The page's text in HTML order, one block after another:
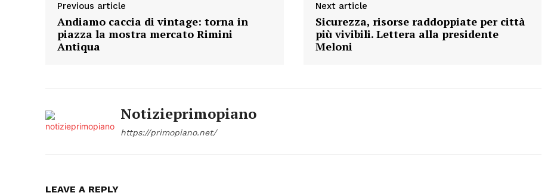
Previous article
Andiamo caccia di vintage: torna in
piazza la mostra mercato Rimini
Antiqua
Next article
Sicurezza, risorse raddoppiate per città
più vivibili. Lettera alla presidente
Meloni
Notizieprimopiano
https://primopiano.net/
LEAVE A REPLY